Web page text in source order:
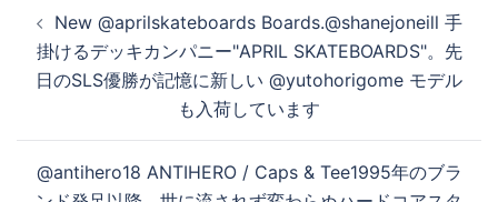
稿
ナ
ビ
ー
シ
New @aprilskateboards Boards.@shanejoneill 手
掛けるデッキカンパニー"APRIL SKATEBOARDS"。先
日のSLS優勝が記憶に新しい @yutohorigome モデル
も入荷しています
@antihero18 ANTIHERO / Caps & Tee1995年のブラ